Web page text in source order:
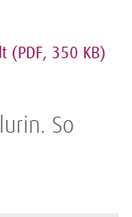
(PDF, 350 KB)
So